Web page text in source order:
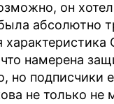
он
абсолютно
намерена
но
не только